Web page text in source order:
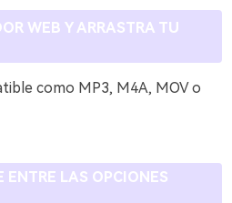
WEB Y ARRASTRA TU
como MP3, M4A, MOV o
ENTRE LAS OPCIONES